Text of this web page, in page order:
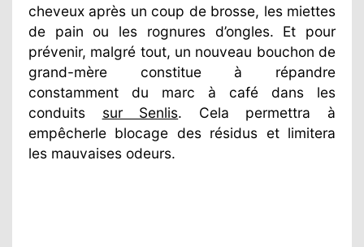
cheveux après un coup de brosse, les miettes
de pain ou les rognures d’ongles. Et pour
prévenir, malgré tout, un nouveau bouchon de
grand-mère constitue à répandre
constamment du marc à café dans les
conduits sur Senlis. Cela permettra à
empêcherle blocage des résidus et limitera
les mauvaises odeurs.